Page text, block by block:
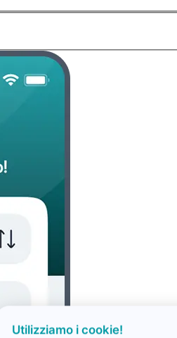
Utilizziamo i cookie!